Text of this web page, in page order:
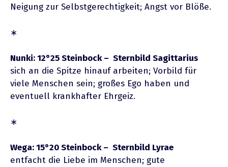
Neigung zur Selbstgerechtigkeit; Angst vor Blöße.
∗
Nunki: 12°25 Steinbock – Sternbild Sagittarius
sich an die Spitze hinauf arbeiten; Vorbild für
viele Menschen sein; großes Ego haben und
eventuell krankhafter Ehrgeiz.
∗
Wega: 15°20 Steinbock – Sternbild Lyrae
entfacht die Liebe im Menschen; gute